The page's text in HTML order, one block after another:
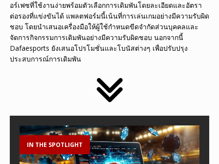
อร์เฟซที่ใช้งานง่ายพร้อมตัวเลือกการเดิมพันโดยละเอียดและอัตรา
ต่อรองที่แข่งขันได้ แพลตฟอร์มนี้เน้นที่การเล่นเกมอย่างมีความรับผิด
ชอบ โดยนำเสนอเครื่องมือให้ผู้ใช้กำหนดขีดจำกัดส่วนบุคคลและ
จัดการกิจกรรมการเดิมพันอย่างมีความรับผิดชอบ นอกจากนี้
Dafaesports ยังเสนอโปรโมชั่นและโบนัสต่างๆ เพื่อปรับปรุง
ประสบการณ์การเดิมพัน
IN THE SPOTLIGHT